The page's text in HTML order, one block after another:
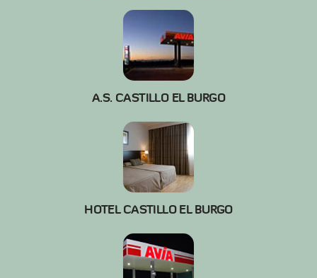
A.S. CASTILLO EL BURGO
HOTEL CASTILLO EL BURGO